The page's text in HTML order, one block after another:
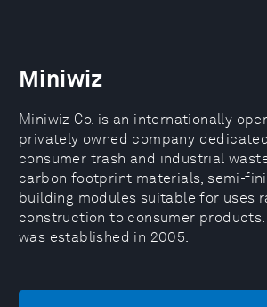
Miniwiz
Miniwiz Co. is an internationally
privately owned company
consumer trash and industrial
carbon footprint materials, semi-
building modules suitable for uses
construction to consumer products.
was established in 2005.